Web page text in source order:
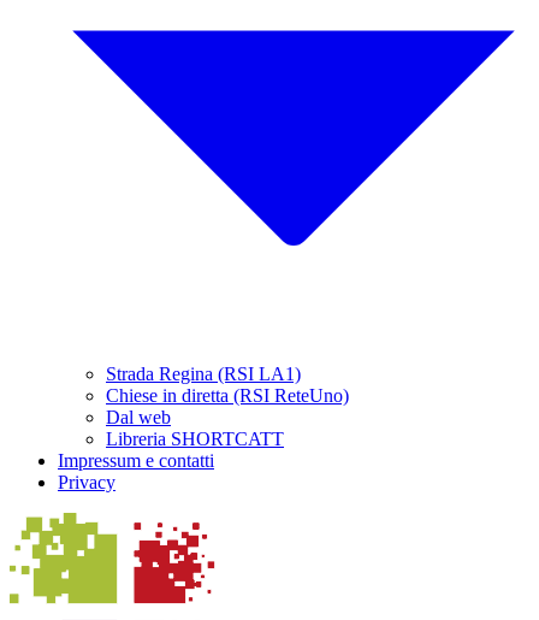
Strada Regina (RSI LA1)
Chiese in diretta (RSI ReteUno)
Dal web
Libreria SHORTCATT
Impressum e contatti
Privacy